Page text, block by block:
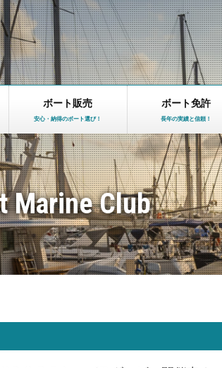
ボート販売
安心・納得のボート選び！
ボート免許
長年の実績と信頼！
Marine Club